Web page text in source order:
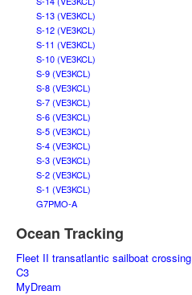
S-13 (VE3KCL)
S-12 (VE3KCL)
S-11 (VE3KCL)
S-10 (VE3KCL)
S-9 (VE3KCL)
S-8 (VE3KCL)
S-7 (VE3KCL)
S-6 (VE3KCL)
S-5 (VE3KCL)
S-4 (VE3KCL)
S-3 (VE3KCL)
S-2 (VE3KCL)
S-1 (VE3KCL)
G7PMO-A
Ocean Tracking
Fleet II transatlantic sailboat crossing
C3
MyDream